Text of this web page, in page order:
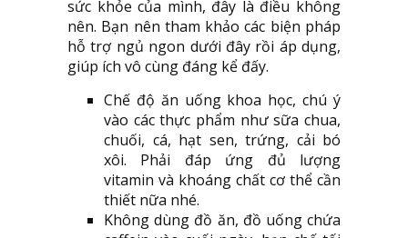
sức khỏe của mình, đây là điều không
nên. Bạn nên tham khảo các biện pháp
hỗ trợ ngủ ngon dưới đây rồi áp dụng,
giúp ích vô cùng đáng kể đấy.
Chế độ ăn uống khoa học, chú ý
vào các thực phẩm như sữa chua,
chuối, cá, hạt sen, trứng, cải bó
xôi. Phải đáp ứng đủ lượng
vitamin và khoáng chất cơ thể cần
thiết nữa nhé.
Không dùng đồ ăn, đồ uống chứa